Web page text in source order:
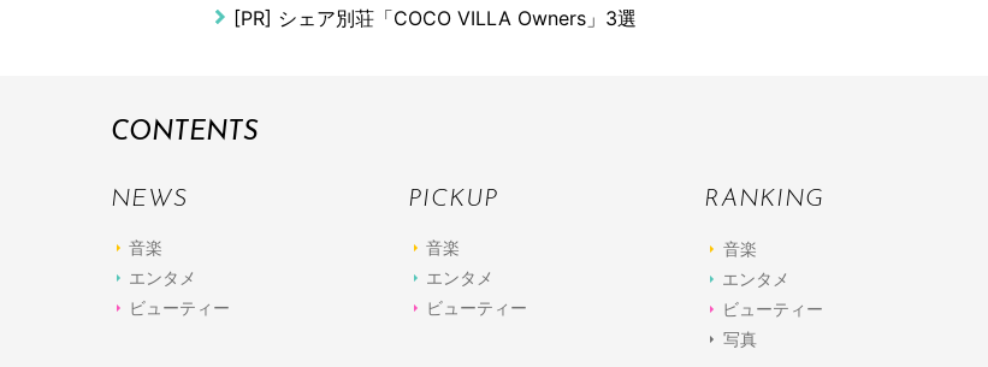
[PR] シェア別荘「COCO VILLA Owners」3選
CONTENTS
NEWS
音楽
エンタメ
ビューティー
PICKUP
音楽
エンタメ
ビューティー
RANKING
音楽
エンタメ
ビューティー
写真